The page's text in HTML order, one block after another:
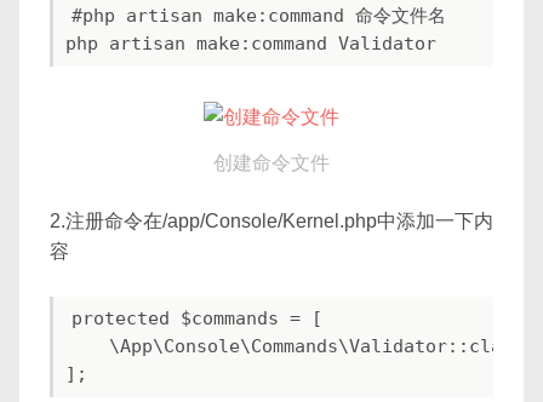
#php artisan make:command 命令文件名
创建命令文件
2.注册命令在/app/Console/Kernel.php中添加一下内
容
protected $commands = [
    \App\Console\Commands\Validator::class